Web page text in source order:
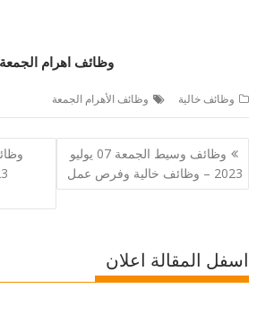
وظائف اهرام الجمعة
وظائف خالية وظائف الأهرام الجمعة
تصفّح
المقالات
وظائف وسيط الجمعة 07 يوليو
2023 – وظائف خالية وفرص عمل
اسفل المقالة اعلان